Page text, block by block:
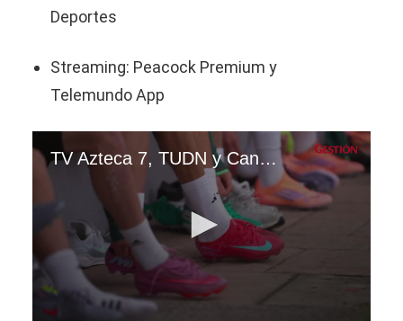
Deportes
Streaming: Peacock Premium y
Telemundo App
TV Azteca 7, TUDN y Canal 5 EN VIVO GRATIS — ver partido México vs. Sudáfrica por TV abierta y Fútbol Online | VIDEO